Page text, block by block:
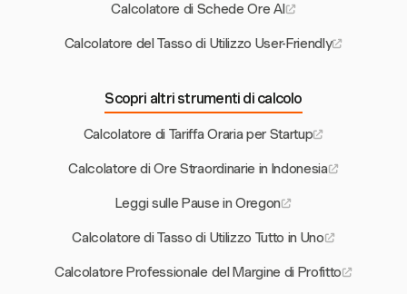
Calcolatore di Schede Ore AI
Calcolatore del Tasso di Utilizzo User-Friendly
Scopri altri strumenti di calcolo
Calcolatore di Tariffa Oraria per Startup
Calcolatore di Ore Straordinarie in Indonesia
Leggi sulle Pause in Oregon
Calcolatore di Tasso di Utilizzo Tutto in Uno
Calcolatore Professionale del Margine di Profitto